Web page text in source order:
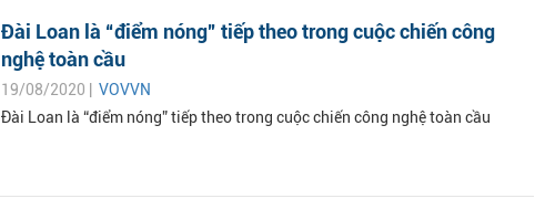
Đài Loan là “điểm nóng” tiếp theo trong cuộc chiến công
nghệ toàn cầu
19/08/2020 | VOVVN
Đài Loan là “điểm nóng” tiếp theo trong cuộc chiến công nghệ toàn cầu